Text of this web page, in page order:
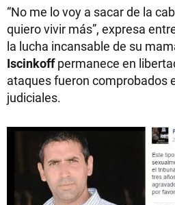
“No me lo voy a sacar de la
quiero vivir más”, expresa
la lucha incansable de su
Iscinkoffpermanece en
ataques fueron comprobados
judiciales.